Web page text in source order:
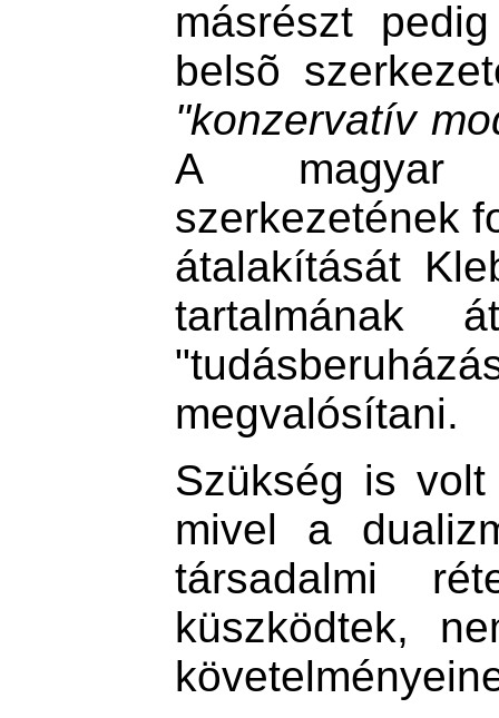
másrészt
belsõ
"konzervatív
A magyar
szerkezetének
átalakítását
tartalmának
megvalósítani.
Szükség is
mivel a
társadalmi
küszködtek,